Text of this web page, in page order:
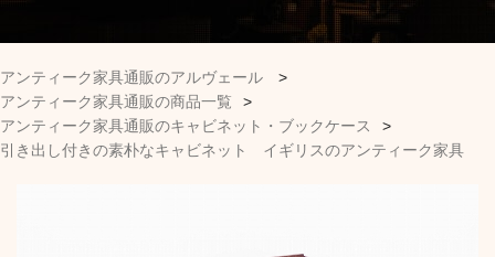
アンティーク家具通販のアルヴェール
>
アンティーク家具通販の商品一覧
>
アンティーク家具通販のキャビネット・ブックケース
>
引き出し付きの素朴なキャビネット イギリスのアンティーク家具